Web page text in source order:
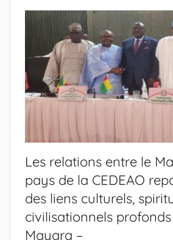
Les relations entre le
pays de la CEDEAO
des liens culturels,
civilisationnels profonds
Mayara –